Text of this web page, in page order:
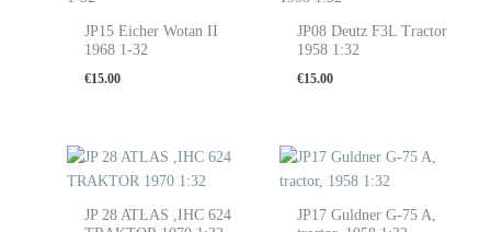
JP15 Eicher Wotan II
1968 1-32
€15.00
JP08 Deutz F3L Tractor
1958 1:32
€15.00
JP 28 ATLAS ,IHC 624
JP17 Guldner G-75 A,